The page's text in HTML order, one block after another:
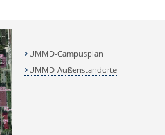
UMMD-Campusplan
UMMD-Außenstandorte